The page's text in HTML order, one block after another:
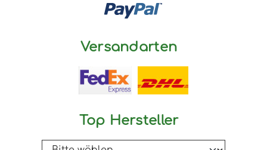
Versandarten
Top Hersteller